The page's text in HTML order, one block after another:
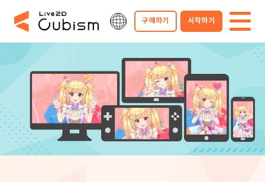
구매하기 시작하기